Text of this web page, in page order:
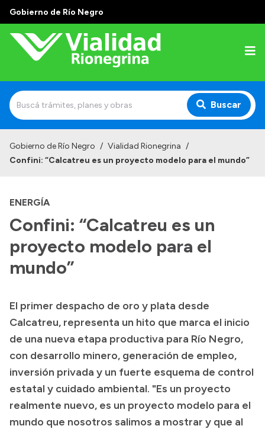
Gobierno de Río Negro
Buscar
Funciones
Delegaciones
Normativa
Historia Vial
Mi Vial
Recibos de sueldo
Correo oficial
Gobierno de Río Negro / Vialidad Rionegrina /
Confini: “Calcatreu es un proyecto modelo para el mundo”
ENERGÍA
Confini: “Calcatreu es un
proyecto modelo para el
mundo”
El primer despacho de oro y plata desde
Calcatreu, representa un hito que marca el inicio
de una nueva etapa productiva para Río Negro,
con desarrollo minero, generación de empleo,
inversión privada y un fuerte esquema de control
estatal y cuidado ambiental. "Es un proyecto
realmente nuevo, es un proyecto modelo para el
mundo que nosotros salimos a mostrar y que al